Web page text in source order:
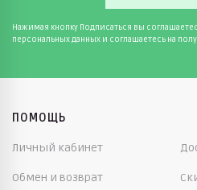
Нажимая кнопку Подписаться вы
персональных данных и соглашаетесь на
ПОМОЩЬ
Личный кабинет
Обмен и возврат